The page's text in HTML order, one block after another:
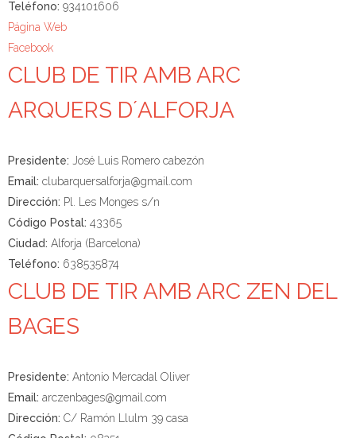
Teléfono: 934101606
Página Web
Facebook
CLUB DE TIR AMB ARC
ARQUERS D´ALFORJA
Presidente: José Luis Romero cabezón
Email: clubarquersalforja@gmail.com
Dirección: Pl. Les Monges s/n
Código Postal: 43365
Ciudad: Alforja (Barcelona)
Teléfono: 638535874
CLUB DE TIR AMB ARC ZEN DEL
BAGES
Presidente: Antonio Mercadal Oliver
Email: arczenbages@gmail.com
Dirección: C/ Ramón Llulm 39 casa